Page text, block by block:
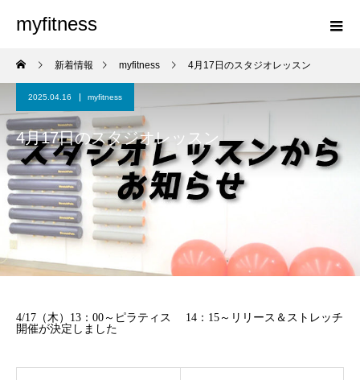
myfitness
新着情報 myfitness 4月17日のスタジオレッスン
2025.04.16 myfitness
4月17日のスタジオレッスン
4/17（木）13：00～ピラティス 14：15～リリース＆ストレッチ
開催が決定しました